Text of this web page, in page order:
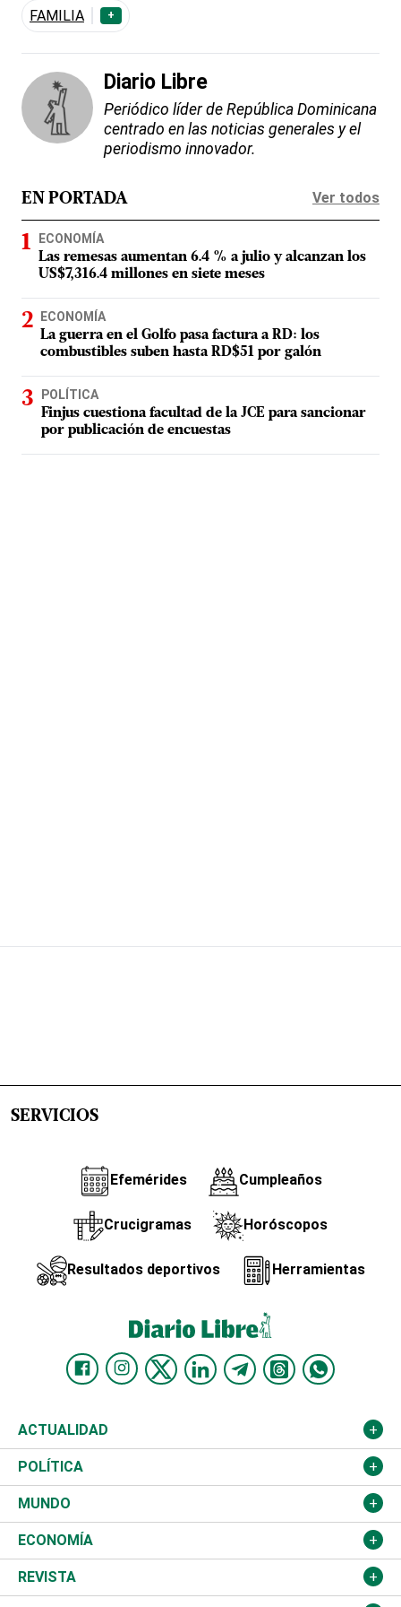
FAMILIA +
Diario Libre
Periódico líder de República Dominicana
centrado en las noticias generales y el
periodismo innovador.
EN PORTADA Ver todos
ECONOMÍA
Las remesas aumentan 6.4 % a julio y alcanzan los
US$7,316.4 millones en siete meses
ECONOMÍA
La guerra en el Golfo pasa factura a RD: los
combustibles suben hasta RD$51 por galón
POLÍTICA
Finjus cuestiona facultad de la JCE para sancionar
por publicación de encuestas
SERVICIOS
Efemérides Cumpleaños
Crucigramas Horóscopos
Resultados deportivos Herramientas
ACTUALIDAD
Nacional
Ciudad
Educación
Salud
POLÍTICA
Partidos
JCE
TSE
MUNDO
Estados Unidos
América Latina
ECONOMÍA
Finanzas
REVISTA